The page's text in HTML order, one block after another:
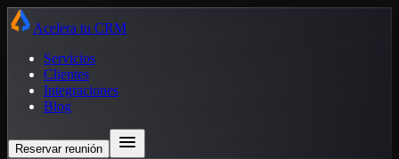
Acelera tu CRM
Servicios
Clientes
Integraciones
Blog
Reservar reunión